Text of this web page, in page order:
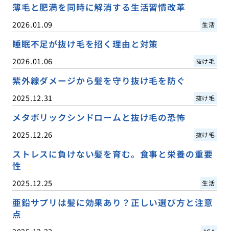
薄毛と肥満を同時に解消する生活習慣改革
2026.01.09 生活
睡眠不足が抜け毛を招く理由と対策
2026.01.06 抜け毛
紫外線ダメージから髪を守り抜け毛を防ぐ
2025.12.31 抜け毛
メタボリックシンドロームと抜け毛の恐怖
2025.12.26 抜け毛
ストレスに負けない髪を育む。食事と栄養の重要
性
2025.12.25 生活
亜鉛サプリは髪に効果あり？正しい選び方と注意
点